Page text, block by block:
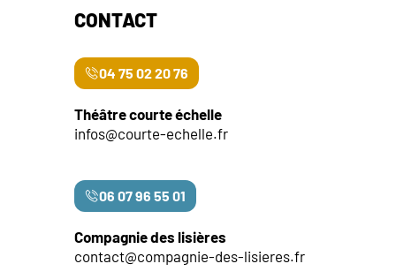
CONTACT
04 75 02 20 76
Théâtre courte échelle
infos@courte-echelle.fr
06 07 96 55 01
Compagnie des lisières
contact@compagnie-des-lisieres.fr